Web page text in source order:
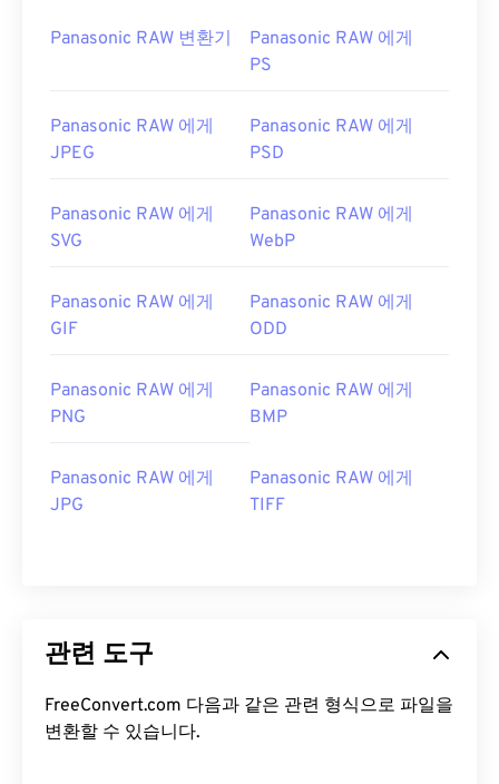
Panasonic RAW 변환기
Panasonic RAW 에게
PS
Panasonic RAW 에게
JPEG
Panasonic RAW 에게
PSD
Panasonic RAW 에게
SVG
Panasonic RAW 에게
WebP
Panasonic RAW 에게
GIF
Panasonic RAW 에게
ODD
Panasonic RAW 에게
PNG
Panasonic RAW 에게
BMP
Panasonic RAW 에게
JPG
Panasonic RAW 에게
TIFF
관련 도구
FreeConvert.com 다음과 같은 관련 형식으로 파일을
변환할 수 있습니다.